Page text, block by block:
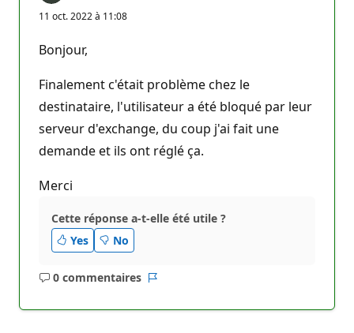
11 oct. 2022 à 11:08
Bonjour,
Finalement c'était problème chez le
destinataire, l'utilisateur a été bloqué par leur
serveur d'exchange, du coup j'ai fait une
demande et ils ont réglé ça.
Merci
Cette réponse a-t-elle été utile ?
Yes
No
0 commentaires
Aucun